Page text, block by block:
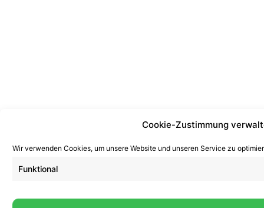
Cookie-Zustimmung
Wir verwenden Cookies, um unsere Website und unseren Service zu
Funktional